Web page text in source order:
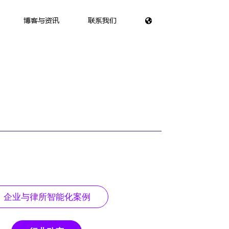
博客与资讯 联系我们
企业与律所智能化案例